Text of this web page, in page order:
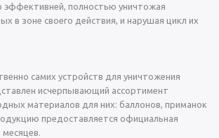
эффективней, полностью уничтожая
в зоне своего действия, и нарушая цикл их
самих устройств для уничтожения
исчерпывающий ассортимент
материалов для них: баллонов, приманок
предоставляется официальная